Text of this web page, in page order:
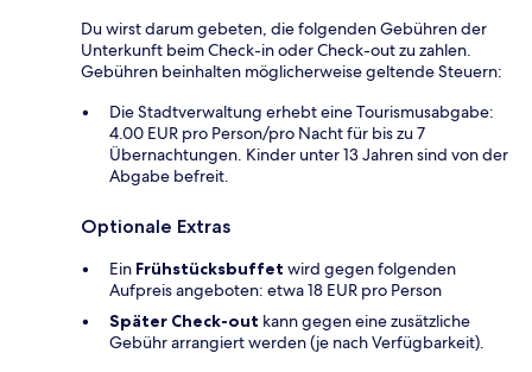
Du wirst darum gebeten, die folgenden Gebühren der
Unterkunft beim Check-in oder Check-out zu zahlen.
Gebühren beinhalten möglicherweise geltende Steuern:
Die Stadtverwaltung erhebt eine Tourismusabgabe:
4.00 EUR pro Person/pro Nacht für bis zu 7
Übernachtungen. Kinder unter 13 Jahren sind von der
Abgabe befreit.
Optionale Extras
Ein Frühstücksbuffet wird gegen folgenden
Aufpreis angeboten: etwa 18 EUR pro Person
Später Check-out kann gegen eine zusätzliche
Gebühr arrangiert werden (je nach Verfügbarkeit).